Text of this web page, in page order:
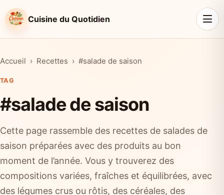
Cuisine du Quotidien
Accueil Recettes #salade de saison
TAG
#salade de saison
Cette page rassemble des recettes de salades de
saison préparées avec des produits au bon
moment de l’année. Vous y trouverez des
compositions variées, fraîches et équilibrées, avec
des légumes crus ou rôtis, des céréales, des